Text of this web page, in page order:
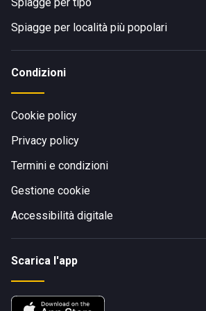
Spiagge per località più popolari
Condizioni
Cookie policy
Privacy policy
Termini e condizioni
Gestione cookie
Accessibilità digitale
Scarica l'app